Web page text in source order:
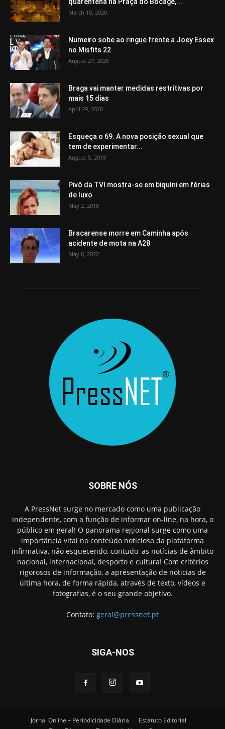
March 18, 2020
Numeiro sobe ao ringue frente a Joey Essex
no Misfits 22
August 27, 2025
Braga vai manter medidas restritivas por
mais 15 dias
April 29, 2020
Esqueça o 69. A nova posição sexual que
tem de experimentar...
August 5, 2018
Pivô da TVI mostra-se em biquíni em férias
de luxo
May 2, 2018
Bracarense morre em Caminha após
acidente de mota na A28
May 8, 2022
SOBRE NÓS
A PressNet surge no mercado como uma publicação
independente, com a função de informar on-line, na hora, o
público em geral! O panorama regional surge como uma
importância vital no conteúdo noticioso da plataforma
infirmativa, não esquecendo, contudo, as notícias de âmbito
nacional, internacional, desporto e cultura! Com critérios
rigorosos de informação, a apresentação de noticias de
última hora, de forma rápida, através de texto, vídeos e
fotografias, é o seu grande objetivo.
Contato: geral@pressnet.pt
SIGA-NOS
Jornal Online – Periodicidade Diária
Estatuto Editorial